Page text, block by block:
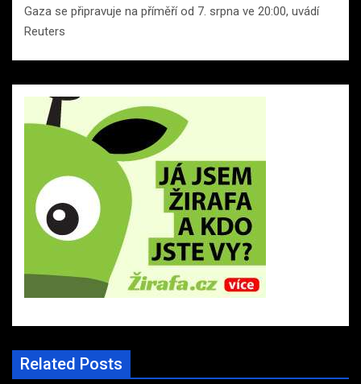
Gaza se připravuje na příměří od 7. srpna ve 20:00, uvádí
Reuters
Related Posts